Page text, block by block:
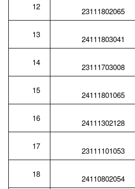
12 23111802065
13 24111803041
14 23111703008
15 24111801065
16 24111302128
17 23111101053
18 24110802054